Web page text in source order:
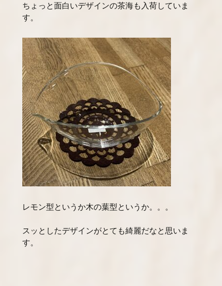
ちょっと面白いデザインの茶海も入荷していま
す。
レモン型というか木の葉型というか。。。
スッとしたデザインがとても綺麗だなと思いま
す。